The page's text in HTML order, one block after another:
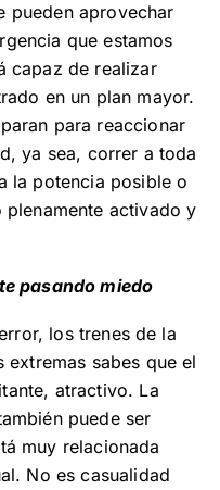
pueden aprovechar
que estamos
capaz de realizar
en un plan mayor.
para reaccionar
ya sea, correr a toda
la potencia posible o
activado y
pasando miedo
los trenes de la
sabes que el
atractivo. La
puede ser
muy relacionada
No es casualidad